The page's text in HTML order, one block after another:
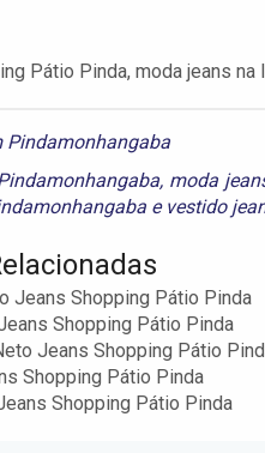
Pátio Pinda, moda jeans na
Pindamonhangaba
, moda
e vestido
Jeans Shopping Pátio Pinda
Shopping Pátio Pinda
Jeans Shopping Pátio
Shopping Pátio Pinda
Shopping Pátio Pinda